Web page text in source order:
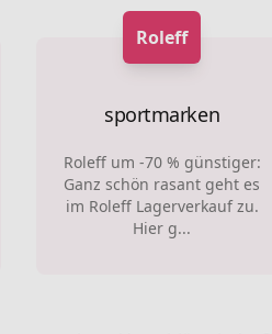
Roleff
sportmarken
Roleff um -70 % günstiger:
Ganz schön rasant geht es
im Roleff Lagerverkauf zu.
Hier g...